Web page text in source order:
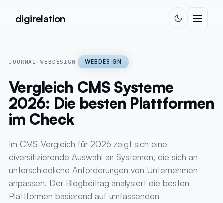
digirelation
JOURNAL ›WEBDESIGN WEBDESIGN
Vergleich CMS Systeme
2026: Die besten Plattformen
im Check
Im CMS-Vergleich für 2026 zeigt sich eine
diversifizierende Auswahl an Systemen, die sich an
unterschiedliche Anforderungen von Unternehmen
anpassen. Der Blogbeitrag analysiert die besten
Plattformen basierend auf umfassenden